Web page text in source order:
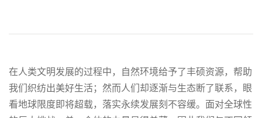
在人类文明发展的过程中，自然环境给予了丰硕资源，帮助
我们织纺出美好生活；然而人们却逐渐与生态断了联系，眼
看地球限度即将超载，落实永续发展刻不容缓。面对全球性